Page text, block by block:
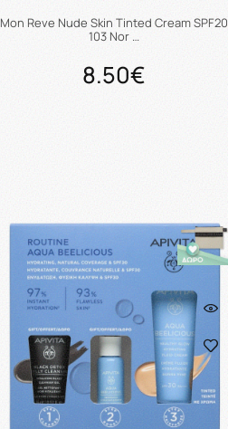
Mon Reve Nude Skin Tinted Cream SPF20
103 Nor …
8.50€
Προσθήκη στο καλάθι